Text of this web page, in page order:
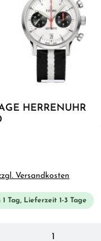
HERRENUHR
Versandkosten
Tag, Lieferzeit 1-3 Tage
Gib den